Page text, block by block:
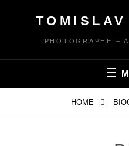
PHOTOGRAPHE –
HOME